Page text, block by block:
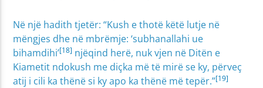
Në një hadith tjetër: “Kush e thotë këtë lutje në
mëngjes dhe në mbrëmje: ‘subhanallahi ue
bihamdihi’[18] njëqind herë, nuk vjen në Ditën e
Kiametit ndokush me diçka më të mirë se ky, përveç
atij i cili ka thënë si ky apo ka thënë më tepër.”[19]